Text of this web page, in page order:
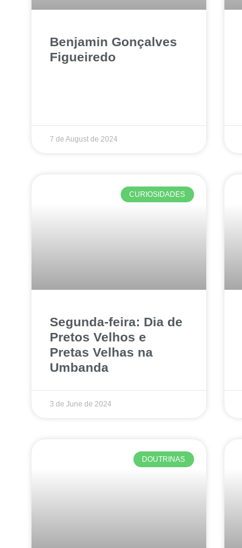
Benjamin Gonçalves
Figueiredo
7 de August de 2024
CURIOSIDADES
Segunda-feira: Dia de
Pretos Velhos e
Pretas Velhas na
Umbanda
3 de June de 2024
DOUTRINAS